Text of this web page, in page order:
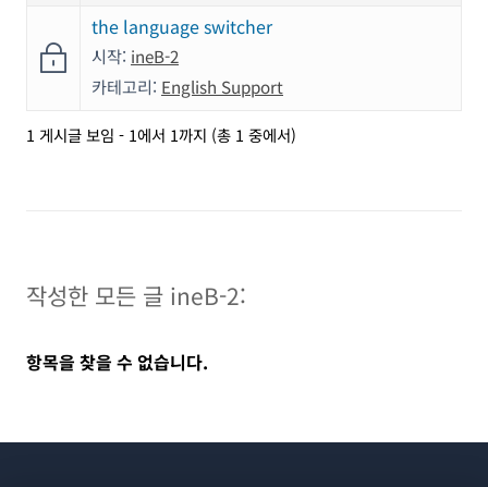
the language switcher
시작: ineB-2
카테고리: English Support
1 게시글 보임 - 1에서 1까지 (총 1 중에서)
작성한 모든 글 ineB-2:
항목을 찾을 수 없습니다.